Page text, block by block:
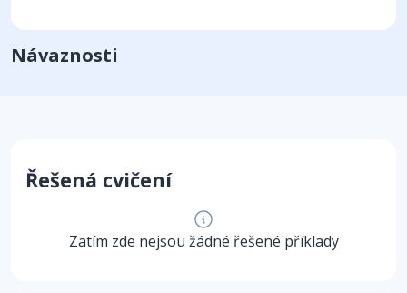
Návaznosti
Řešená cvičení
Zatím zde nejsou žádné řešené příklady